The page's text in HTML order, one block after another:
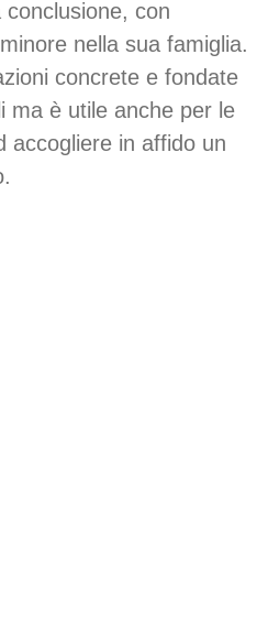
conclusione, con
nella sua famiglia.
concrete e fondate
ma è utile anche per le
accogliere in affido un